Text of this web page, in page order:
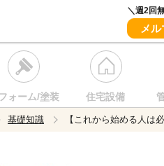
＼週2回
メ
ォーム/塗装 住宅設備
基礎知識 【これから始める人は